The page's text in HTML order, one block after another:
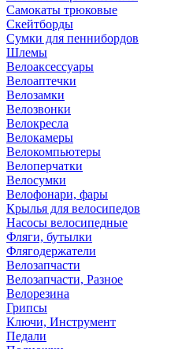
Самокаты трюковые
Скейтборды
Сумки для пеннибордов
Шлемы
Велоаксессуары
Велоаптечки
Велозамки
Велозвонки
Велокресла
Велокамеры
Велокомпьютеры
Велоперчатки
Велосумки
Велофонари, фары
Крылья для велосипедов
Насосы велосипедные
Фляги, бутылки
Флягодержатели
Велозапчасти
Велозапчасти, Разное
Велорезина
Грипсы
Ключи, Инструмент
Педали